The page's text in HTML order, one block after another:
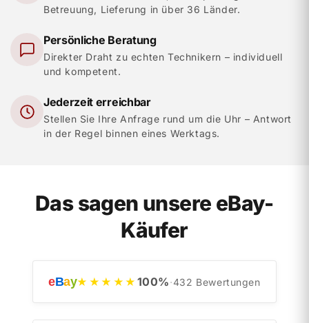
Betreuung, Lieferung in über 36 Länder.
Persönliche Beratung
Direkter Draht zu echten Technikern – individuell
und kompetent.
Jederzeit erreichbar
Stellen Sie Ihre Anfrage rund um die Uhr – Antwort
in der Regel binnen eines Werktags.
Das sagen unsere eBay-
Käufer
eBay★★★★★ 100%·432 Bewertungen